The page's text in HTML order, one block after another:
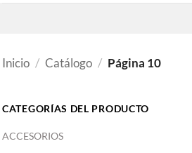
Inicio / Catálogo / Página 10
CATEGORÍAS DEL PRODUCTO
ACCESORIOS